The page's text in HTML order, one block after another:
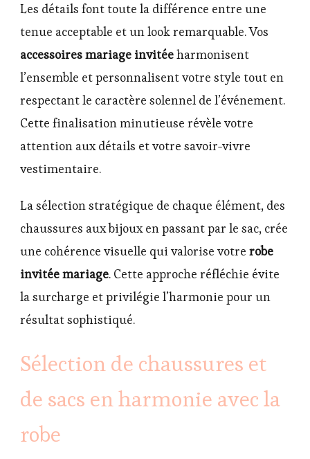
Les détails font toute la différence entre une
tenue acceptable et un look remarquable. Vos
accessoires mariage invitéeharmonisent
l’ensemble et personnalisent votre style tout en
respectant le caractère solennel de l’événement.
Cette finalisation minutieuse révèle votre
attention aux détails et votre savoir-vivre
vestimentaire.
La sélection stratégique de chaque élément, des
chaussures aux bijoux en passant par le sac, crée
une cohérence visuelle qui valorise votre robe
invitée mariage. Cette approche réfléchie évite
la surcharge et privilégie l’harmonie pour un
résultat sophistiqué.
Sélection de chaussures et
de sacs en harmonie avec la
robe